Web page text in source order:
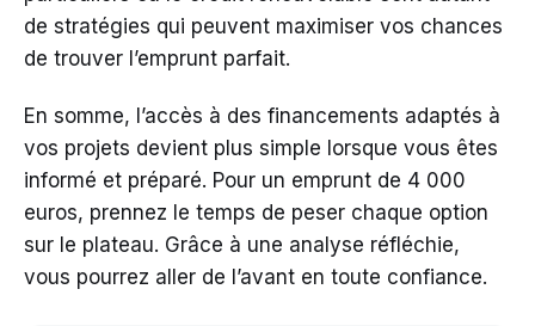
de stratégies qui peuvent maximiser vos chances
de trouver l’emprunt parfait.
En somme, l’accès à des financements adaptés à
vos projets devient plus simple lorsque vous êtes
informé et préparé. Pour un emprunt de 4 000
euros, prennez le temps de peser chaque option
sur le plateau. Grâce à une analyse réfléchie,
vous pourrez aller de l’avant en toute confiance.